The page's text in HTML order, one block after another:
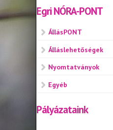
Egri NÓRA-PONT
ÁllásPONT
Álláslehetőségek
Nyomtatványok
Egyéb
Pályázataink